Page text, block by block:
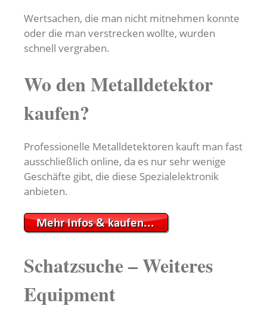
Wertsachen, die man nicht mitnehmen konnte
oder die man verstrecken wollte, wurden
schnell vergraben.
Wo den Metalldetektor
kaufen?
Professionelle Metalldetektoren kauft man fast
ausschließlich online, da es nur sehr wenige
Geschäfte gibt, die diese Spezialelektronik
anbieten.
Schatzsuche – Weiteres
Equipment